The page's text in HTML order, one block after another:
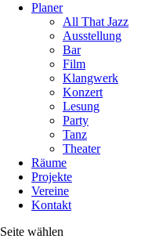
Planer
All That Jazz
Ausstellung
Bar
Film
Klangwerk
Konzert
Lesung
Party
Tanz
Theater
Räume
Projekte
Vereine
Kontakt
Seite wählen